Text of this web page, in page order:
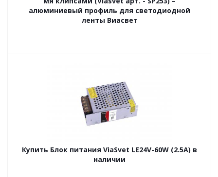
алюминиевый профиль для светодиодной
ленты Виасвет
Купить Блок питания ViaSvet LE24V-60W (2.5A) в
наличии